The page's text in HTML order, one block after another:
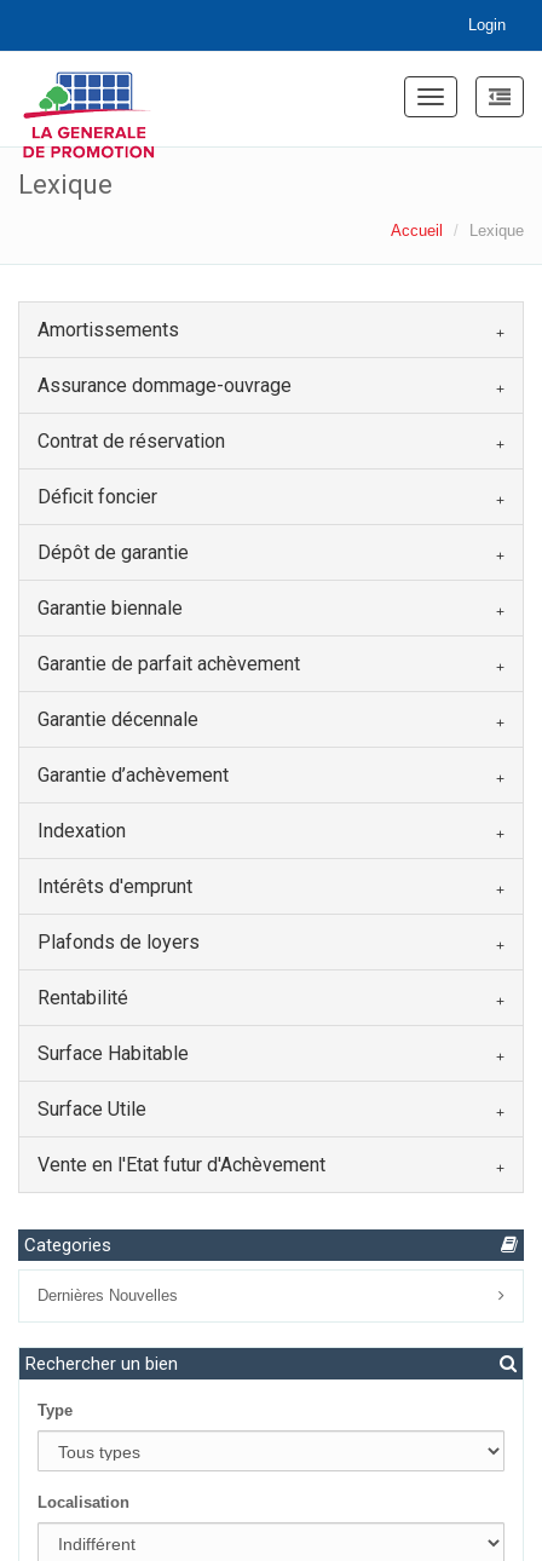
Login
Toggle
Lexique
Accueil Lexique
Amortissements
Assurance dommage-ouvrage
Contrat de réservation
Déficit foncier
Dépôt de garantie
Garantie biennale
Garantie de parfait achèvement
Garantie décennale
Garantie d’achèvement
Indexation
Intérêts d'emprunt
Plafonds de loyers
Rentabilité
Surface Habitable
Surface Utile
Vente en l'Etat futur d'Achèvement
Categories
Dernières Nouvelles
Rechercher un bien
Type
Localisation